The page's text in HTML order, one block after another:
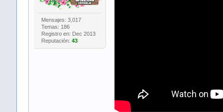
Mensajes: 3,017
Temas: 186
Registro en: Dec 2013
Reputación: 43